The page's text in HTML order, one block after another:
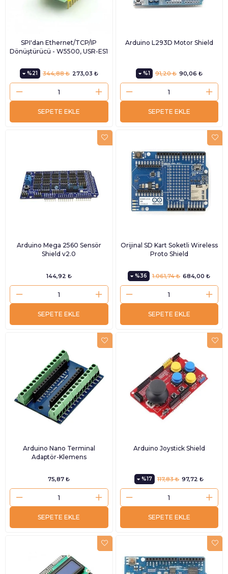
SPI'dan Ethernet/TCP/IP
Dönüştürücü - W5500, USR-ES1
%21 273,03 ₺
344,88 ₺
SEPETE EKLE
Arduino L293D Motor Shield
%1 90,06 ₺
91,20 ₺
SEPETE EKLE
Arduino Mega 2560 Sensör
Shield v2.0
144,92 ₺
SEPETE EKLE
Orijinal SD Kart Soketli Wireless
Proto Shield
%36 684,00 ₺
1.061,74 ₺
SEPETE EKLE
Arduino Nano Terminal
Adaptör-Klemens
75,87 ₺
SEPETE EKLE
Arduino Joystick Shield
%17 97,72 ₺
117,83 ₺
SEPETE EKLE